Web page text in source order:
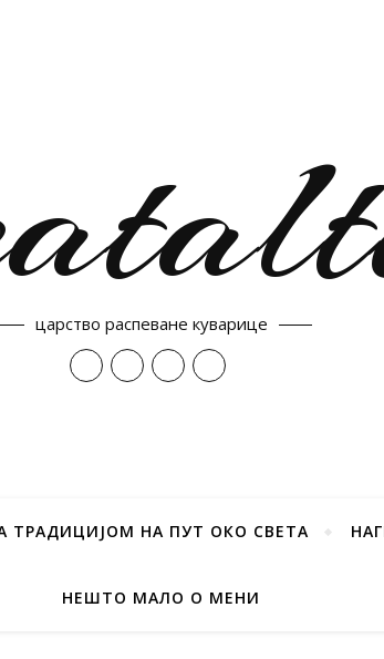
царство распеване куварице
ТРАДИЦИЈОМ НА ПУТ ОКО СВЕТА
НЕШТО МАЛО О МЕНИ